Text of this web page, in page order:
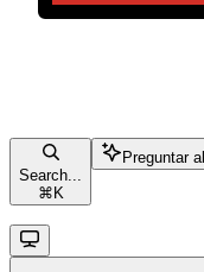
Search...
⌘ K
Preguntar